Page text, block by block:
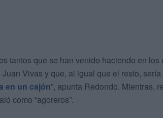
tantos que se han venido haciendo en los
Vivas y que, al igual que el resto, sería
en un cajón”, apunta Redondo. Mientras,
como “agoreros”.